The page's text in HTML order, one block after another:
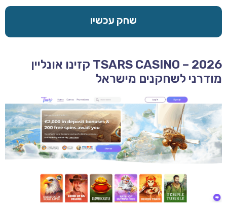
שחק עכשיו
TSARS CASINO – 2026 קזינו אונליין
מודרני לשחקנים מישראל